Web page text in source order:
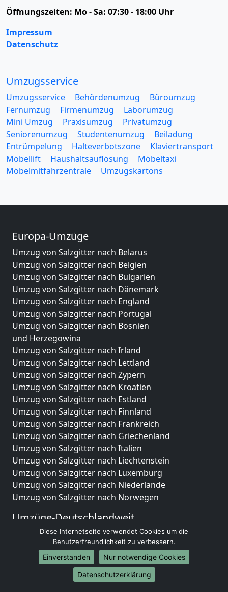
Öffnungszeiten: Mo - Sa: 07:30 - 18:00 Uhr
Impressum
Datenschutz
Umzugsservice
Umzugsservice Behördenumzug
Büroumzug
Fernumzug
Firmenumzug
Laborumzug
Mini Umzug
Praxisumzug
Privatumzug
Seniorenumzug
Studentenumzug
Beiladung
Entrümpelung
Halteverbotszone
Klaviertransport
Möbellift
Haushaltsauflösung
Möbeltaxi
Möbelmitfahrzentrale
Umzugskartons
Europa-Umzüge
Umzug von Salzgitter nach Belarus
Umzug von Salzgitter nach Belgien
Umzug von Salzgitter nach Bulgarien
Umzug von Salzgitter nach Dänemark
Umzug von Salzgitter nach England
Umzug von Salzgitter nach Portugal
Umzug von Salzgitter nach Bosnien
und Herzegowina
Umzug von Salzgitter nach Irland
Umzug von Salzgitter nach Lettland
Umzug von Salzgitter nach Zypern
Umzug von Salzgitter nach Kroatien
Umzug von Salzgitter nach Estland
Umzug von Salzgitter nach Finnland
Umzug von Salzgitter nach Frankreich
Umzug von Salzgitter nach Griechenland
Umzug von Salzgitter nach Italien
Umzug von Salzgitter nach Liechtenstein
Umzug von Salzgitter nach Luxemburg
Umzug von Salzgitter nach Niederlande
Umzug von Salzgitter nach Norwegen
Umzüge-Deutschlandweit
Umzug von Salzgitter nach Berlin
Umzug von Salzgitter nach Hamburg
Umzug von Salzgitter nach München
Umzug von Salzgitter nach Köln
Umzug von Salzgitter nach Frankfurt am Main
Diese Internetseite verwendet Cookies um die
Benutzerfreundlichkeit zu verbessern.
Einverstanden
Nur notwendige Cookies
Datenschutzerklärung